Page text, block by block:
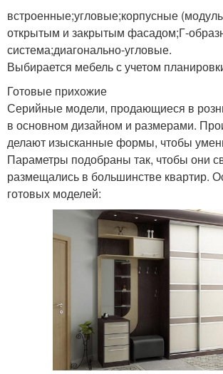
встроенные;угловые;корпусные
открытым и закрытым фасадом;Г-
система;диагонально-угловые.
Выбирается мебель с учетом
Готовые прихожие
Серийные модели, продающиеся в
в основном дизайном и размерами.
делают изысканные формы, чтобы
Параметры подобраны так, чтобы они
размещались в большинстве квартир.
готовых моделей: